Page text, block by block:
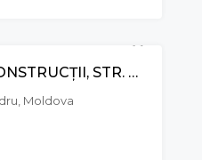
VÂNZARE EXCLUSIVETEREN PENTRU CONSTRUCȚII, STR. POTÂRNICHII, CODRU
Moldova